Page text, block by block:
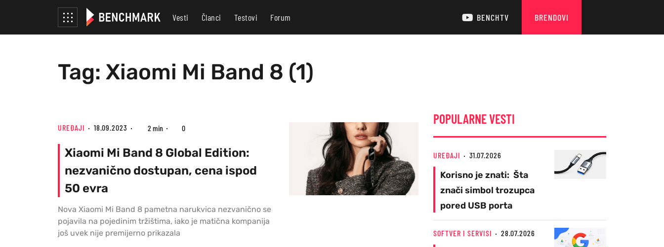
Vesti Članci Testovi Forum BENCHTV BRENDOVI
Tag: Xiaomi Mi Band 8 (1)
UREĐAJI 18.09.2023 2 min 0
Xiaomi Mi Band 8 Global Edition:
nezvanično dostupan, cena ispod
50 evra
Nova Xiaomi Mi Band 8 pametna narukvica nezvanično se
pojavila na pojedinim tržištima, iako je matična kompanija
još uvek nije premijerno prikazala
POPULARNE VESTI
UREĐAJI 31.07.2026
Korisno je znati: Šta
znači simbol trozupca
pored USB porta
SOFTVER I SERVISI 28.07.2026